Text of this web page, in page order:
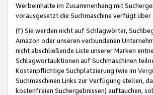
Werbeinhalte im Zusammenhang mit
vorausgesetzt die Suchmaschine verfügt
(f) Sie werden nicht auf Schlagwörter,
Amazon oder unseren verbundenen
nicht abschließende Liste unserer Marken
Schlagwortauktionen auf Suchmaschinen
Kostenpflichtige Suchplatzierung (wie im
Suchmaschinen Links zur Verfügung stellen,
kostenfreien Suchergebnissen) auftauchen,